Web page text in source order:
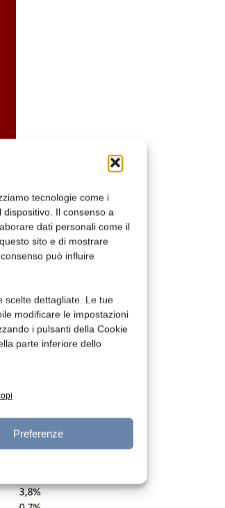
tecnologie come i
Il consenso a
dati personali come il
sito e di mostrare
può influire
scelte dettagliate. Le tue
modificare le impostazioni
i pulsanti della Cookie
parte inferiore dello
Preferenze
di
nel
burro